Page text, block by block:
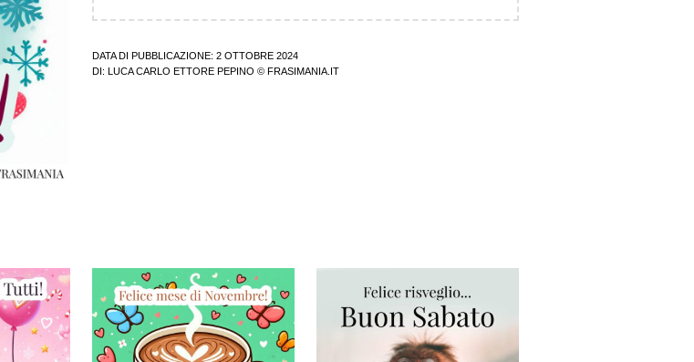
DATA DI PUBBLICAZIONE: 2 OTTOBRE 2024
DI:
LUCA CARLO ETTORE PEPINO © FRASIMANIA.IT